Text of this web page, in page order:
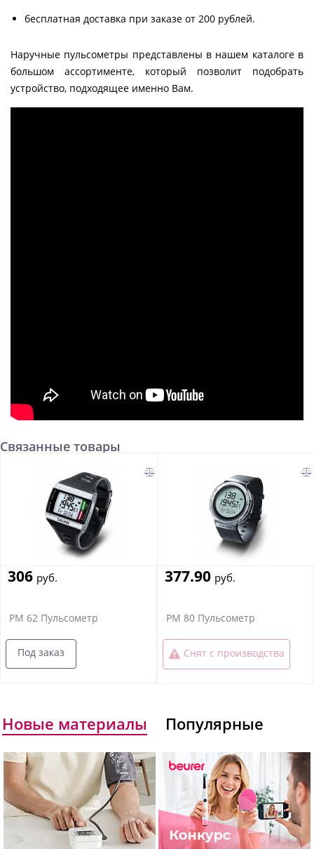
бесплатная доставка при заказе от 200 рублей.
Наручные пульсометры представлены в нашем каталоге в
большом ассортименте, который позволит подобрать
устройство, подходящее именно Вам.
Связанные товары
306 руб.
PM 62 Пульсометр
Под заказ
377.90 руб.
PM 80 Пульсометр
Снят с производства
Новые материалы Популярные